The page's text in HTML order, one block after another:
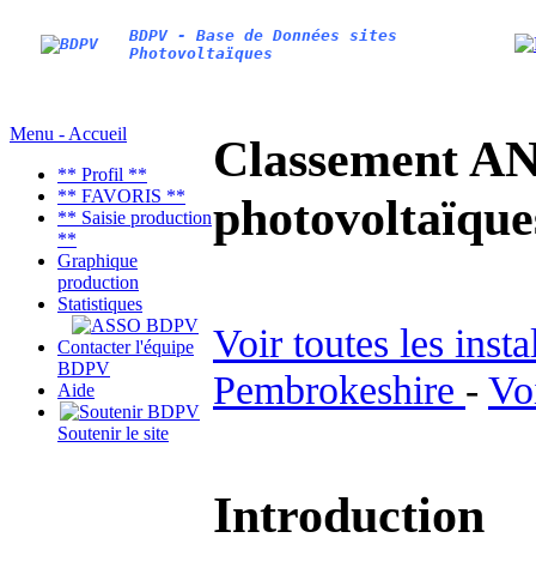
BDPV - Base de Données sites
Photovoltaïques
Menu - Accueil
** Profil **
** FAVORIS **
** Saisie production
**
Graphique
production
Statistiques
Contacter l'équipe
BDPV
Aide
Soutenir le site
Classement
Voir toutes les
Pembrokeshire -
Introduction